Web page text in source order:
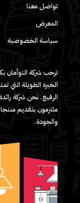
تواصل معنا
المعرض
سياسة الخصوصية
ترحب شركة التوأمان
الرفيع. نحن شركة
ملتزمون بتقديم
والجودة.